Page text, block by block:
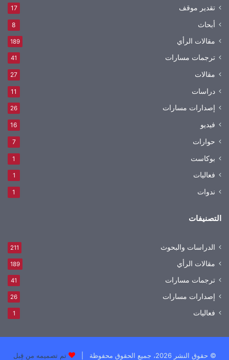
تقدير موقف 17
أبحاث 8
مقالات الرأي 189
ترجمات مسارات 41
مقالات 27
دراسات 11
إصدارات مسارات 26
فيديو 16
حوارات 7
بوكاست 1
فعاليات 1
ندوات 1
التصنيفات
الدراسات والبحوث 211
مقالات الرأي 189
ترجمات مسارات 41
إصدارات مسارات 26
فعاليات 1
© حقوق النشر 2026، جميع الحقوق محفوظة | تم تصميمه من قِبل